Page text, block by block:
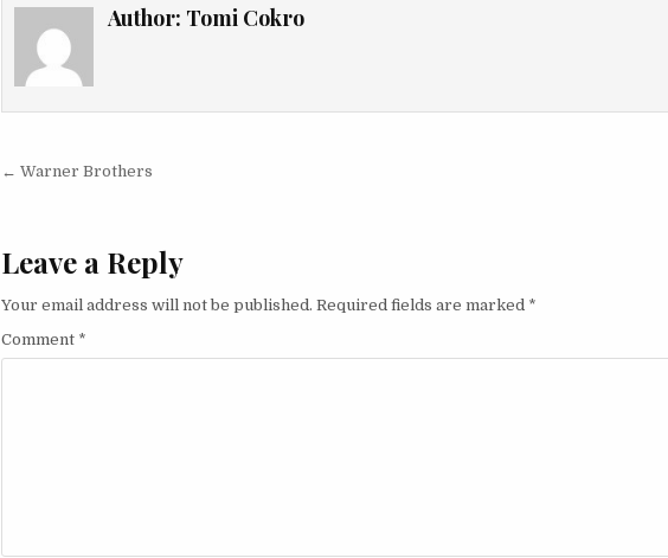
Author: Tomi Cokro
Post navigation
← Warner Brothers
Leave a Reply
Your email address will not be published. Required fields are marked *
Comment *